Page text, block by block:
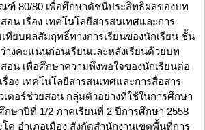
ฑ์ 80/80 เพื่อศึกษาดัชนีประสิทธิผลของบท
อน เรื่อง เทคโนโลยีสารสนเทศและการ
ทียบผลสัมฤทธิ์ทางการเรียนของนักเรียน ชั้น
งคะแนนก่อนเรียนและหลังเรียนด้วยบท
อน เพื่อศึกษาความพึงพอใจของนักเรียนต่อ
อง เทคโนโลยีสารสนเทศและการสื่อสาร
ตอร์ช่วยสอน กลุ่มตัวอย่างที่ใช้ในการศึกษา
ษาปีที่ 1/2 ภาคเรียนที่ 2 ปีการศึกษา 2558
ค อำเภอเมือง สังกัดสำนักงานเขตพื้นที่การ